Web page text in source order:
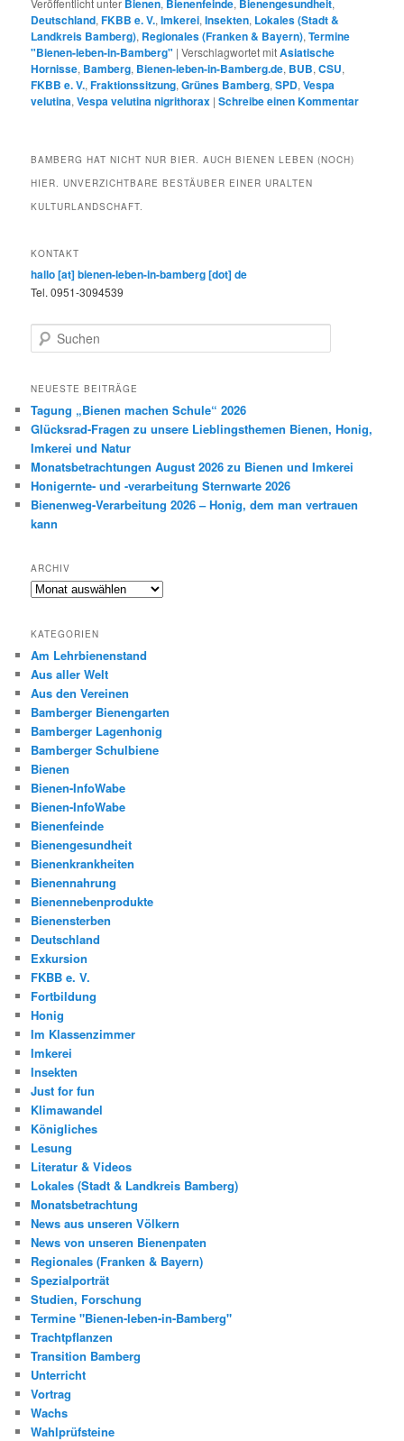
Veröffentlicht unter Bienen, Bienenfeinde, Bienengesundheit,
Deutschland,FKBB e. V.,Imkerei,Insekten, Lokales (Stadt &
Landkreis Bamberg), Regionales (Franken & Bayern),Termine
"Bienen-leben-in-Bamberg" |Verschlagwortet mitAsiatische
Hornisse, Bamberg, Bienen-leben-in-Bamberg.de, BUB,CSU,
FKBB e. V.,Fraktionssitzung,Grünes Bamberg,SPD,Vespa
velutina,Vespa velutina nigrithorax |Schreibe einen Kommentar
BAMBERG HAT NICHT NUR BIER. AUCH BIENEN LEBEN (NOCH)
HIER. UNVERZICHTBARE BESTÄUBER EINER URALTEN
KULTURLANDSCHAFT.
KONTAKT
hallo [at] bienen-leben-in-bamberg [dot] de
Tel. 0951-3094539
u
h
n
NEUESTE BEITRÄGE
Tagung „Bienen machen Schule“ 2026
Glücksrad-Fragen zu unsere Lieblingsthemen Bienen, Honig,
Imkerei und Natur
Monatsbetrachtungen August 2026 zu Bienen und Imkerei
Honigernte- und -verarbeitung Sternwarte 2026
Bienenweg-Verarbeitung 2026 – Honig, dem man vertrauen
kann
ARCHIV
Archiv
KATEGORIEN
Am Lehrbienenstand
Aus aller Welt
Aus den Vereinen
Bamberger Bienengarten
Bamberger Lagenhonig
Bamberger Schulbiene
Bienen
Bienen-InfoWabe
Bienen-InfoWabe
Bienenfeinde
Bienengesundheit
Bienenkrankheiten
Bienennahrung
Bienennebenprodukte
Bienensterben
Deutschland
Exkursion
FKBB e. V.
Fortbildung
Honig
Im Klassenzimmer
Imkerei
Insekten
Just for fun
Klimawandel
Königliches
Lesung
Literatur & Videos
Lokales (Stadt & Landkreis Bamberg)
Monatsbetrachtung
News aus unseren Völkern
News von unseren Bienenpaten
Regionales (Franken & Bayern)
Spezialporträt
Studien, Forschung
Termine "Bienen-leben-in-Bamberg"
Trachtpflanzen
Transition Bamberg
Unterricht
Vortrag
Wachs
Wahlprüfsteine